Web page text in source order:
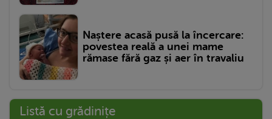
Naștere acasă pusă la încercare:
povestea reală a unei mame
rămase fără gaz și aer în travaliu
Listă cu grădinițe